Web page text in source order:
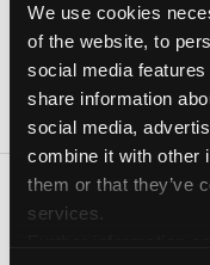
We use cookies
of the website, to
social media
share information
social media,
combine it with other
them or that they’ve
services.
Date e orari
Giorno
02 Ott 2025
Tavoli di lavoro aperti
disegno a matita,